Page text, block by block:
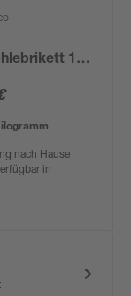
100
kg
nach Hause
in